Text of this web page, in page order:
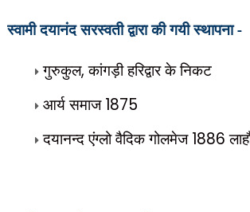
स्वामी दयानंद सरस्वती द्वारा की गयी स्थापना -
गुरुकुल,कांगड़ी हरिद्वार के निकट
आर्य समाज 1875
दयानन्द एंग्लो वैदिक गोलमेज 1886